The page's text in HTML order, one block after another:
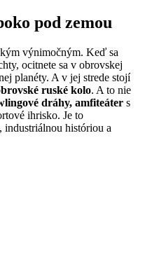
pod zemou
výnimočným. Keď sa
ocitnete sa v obrovskej
planéty. A v jej strede stojí
ruské kolo. A to nie
dráhy, amfiteáter s
ihrisko. Je to
históriou a